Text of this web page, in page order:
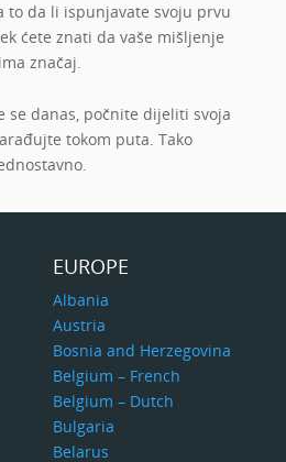
to da li ispunjavate svoju prvu
ćete znati da vaše mišljenje
ima značaj.
se danas, počnite dijeliti svoja
tokom puta. Tako
EUROPE
Albania
Austria
Bosnia and Herzegovina
Belgium – French
Belgium – Dutch
Bulgaria
Belarus